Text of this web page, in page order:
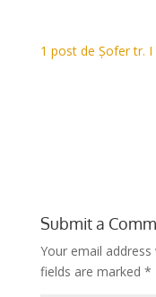
1 post de Șofer tr. I
Submit a
Your email
fields are marked *